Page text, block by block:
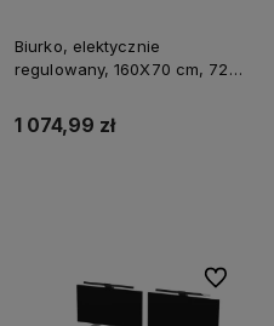
Biurko, elektycznie
regulowany, 160X70 cm, 72-
WHITE, biały, ULTRADESK
1 074,99 zł
Do